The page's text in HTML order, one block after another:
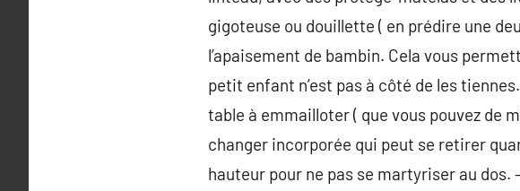
gigoteuse ou douillette ( en prédire une
l’apaisement de bambin. Cela vous
petit enfant n’est pas à côté de les
table à emmailloter ( que vous pouvez de
changer incorporée qui peut se retirer
hauteur pour ne pas se martyriser au dos.